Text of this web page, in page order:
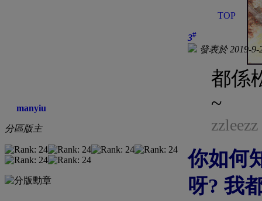
TOP
manyiu
分區版主
3#
發表於 2019-9-
都係
~
你如何
呀? 我